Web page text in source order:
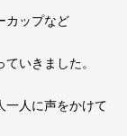
カップなど
いきました。
一人に声をかけて